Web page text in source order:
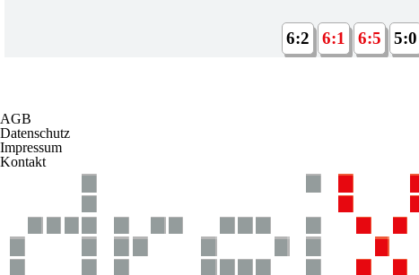
6:2 6:1 6:5 5:0
AGB
Datenschutz
Impressum
Kontakt